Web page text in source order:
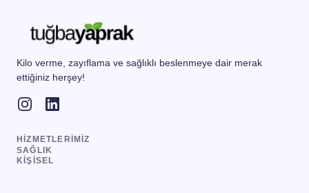
Kilo verme, zayıflama ve sağlıklı beslenmeye dair merak
ettiğiniz herşey!
HIZMETLERIMIZ
SAĞLIK
KIŞISEL